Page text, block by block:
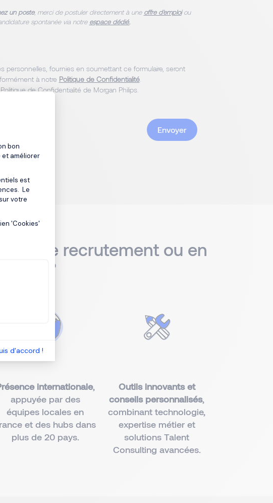
: Personnalisez vos Options
bon
améliorer
est
Le
votre
'Cookies'
d'accord !
un poste, merci de postuler directement à une offre d'emploiou
spontanée via notre espace dédié..
personnelles, fournies en soumettant ce formulaire, seront
à notre Politique de Confidentialité.
de Confidentialité de Morgan Philips.
de recrutement ou en
?
internationale,
appuyée par des
équipes locales en
et des hubs dans
plus de 20 pays.
Outils innovants et
conseils personnalisés,
combinant technologie,
expertise métier et
solutions Talent
Consulting avancées.